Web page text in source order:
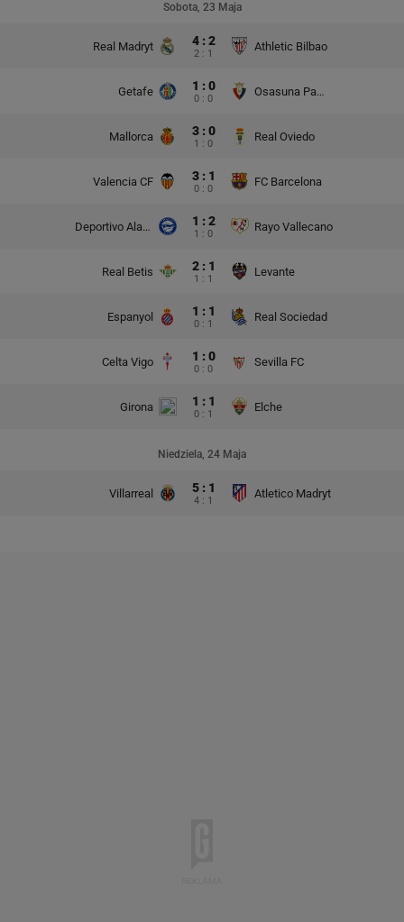
Sobota, 23 Maja
Real Madryt 4 : 2
2 : 1
Athletic Bilbao
Getafe 1 : 0
0 : 0
Osasuna Pampeluna
Mallorca 3 : 0
1 : 0
Real Oviedo
Valencia CF 3 : 1
0 : 0
FC Barcelona
Deportivo Alaves 1 : 2
1 : 0
Rayo Vallecano
Real Betis 2 : 1
1 : 1
Levante
Espanyol 1 : 1
0 : 1
Real Sociedad
Celta Vigo 1 : 0
0 : 0
Sevilla FC
Girona 1 : 1
0 : 1
Elche
Niedziela, 24 Maja
Villarreal 5 : 1
4 : 1
Atletico Madryt